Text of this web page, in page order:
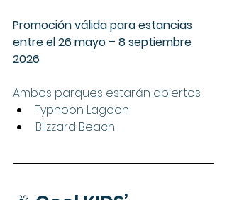
Promoción válida para estancias
entre el 26 mayo – 8 septiembre
2026
Ambos parques estarán abiertos:
Typhoon Lagoon
Blizzard Beach